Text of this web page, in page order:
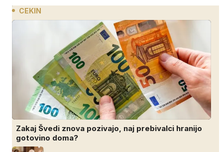
CEKIN
Zakaj Švedi znova pozivajo, naj prebivalci hranijo
gotovino doma?